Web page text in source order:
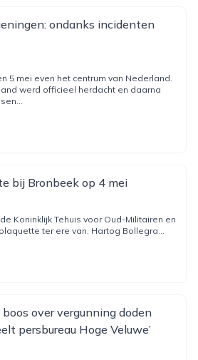
ondanks incidenten
5 mei even het centrum van Nederland.
werd officieel herdacht en daarna
bij Bronbeek op 4 mei
Koninklijk Tehuis voor Oud-Militairen en
ter ere van, Hartog Bollegra...
over vergunning doden
persbureau Hoge Veluwe’